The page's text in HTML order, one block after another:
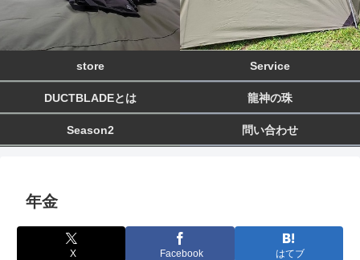
store Service
DUCTBLADEとは 龍神の珠
Season2 問い合わせ
年金
X Facebook はてブ